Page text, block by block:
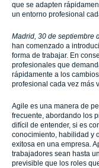
que se adapten
un entorno profesional
Madrid, 30 de septiembre
han comenzado a
forma de trabajar. En
profesionales que
rápidamente a los
profesional cada vez más
Agile es una manera de
frecuente, abordando los
difícil de entender, si es
conocimiento, habilidad y
exitosa en una empresa.
trabajadores sean hasta
previsible que los roles